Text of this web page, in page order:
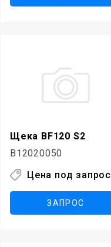
Щека BF120 S2
B12020050
Цена под запрос
ЗАПРОС